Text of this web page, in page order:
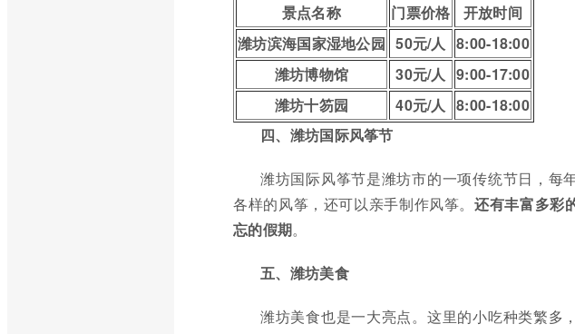
景点名称 门票价格
开放时间
潍坊滨海国家湿地公园 50元/人 8:00-18:00
潍坊博物馆
30元/人 9:00-17:00
潍坊十笏园
40元/人 8:00-18:00
四、潍坊国际风筝节
潍坊国际风筝节是潍坊市的一项传统节日，每
各样的风筝，还可以亲手制作风筝。还有丰富多彩
忘的假期。
五、潍坊美食
潍坊美食也是一大亮点。这里的小吃种类繁多